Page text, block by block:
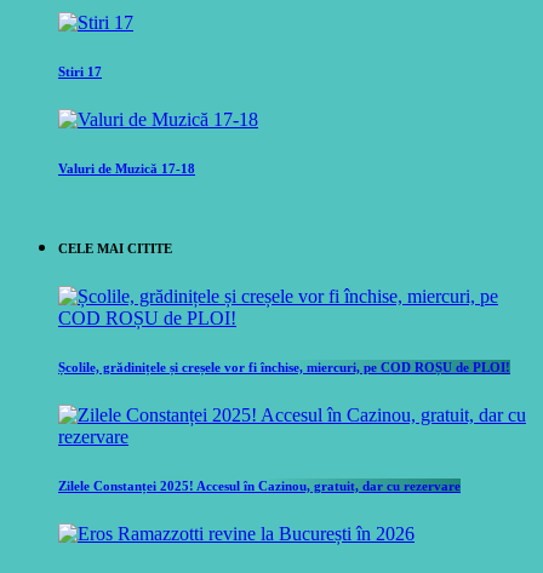
Stiri 17
Valuri de Muzică 17-18
CELE MAI CITITE
Școlile, grădinițele și creșele vor fi închise, miercuri, pe COD ROȘU de PLOI!
Zilele Constanței 2025! Accesul în Cazinou, gratuit, dar cu rezervare